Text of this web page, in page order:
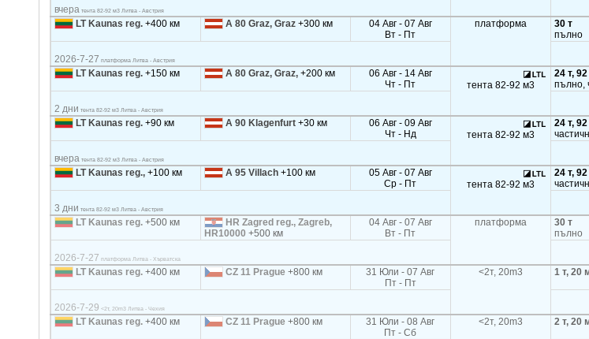
вчера тента 82-92 м3 Литва - Австрия
LT Kaunas reg. +400 км A 80 Graz, Graz +300 км
04 Авг - 07 Авг
Вт - Пт
платформа
30 т
пълно
2026-7-27 платформа Литва - Австрия
LT Kaunas reg. +150 км A 80 Graz, Graz, +200 км
06 Авг - 14 Авг
Чт - Пт
тента 82-92 м3
24 т,
пълно,
2 дни тента 82-92 м3 Литва - Австрия
LT Kaunas reg. +90 км A 90 Klagenfurt +30 км
06 Авг - 09 Авг
Чт - Нд
тента 82-92 м3
24 т,
вчера тента 82-92 м3 Литва - Австрия
LT Kaunas reg., +100 км A 95 Villach +100 км
05 Авг - 07 Авг
Ср - Пт
тента 82-92 м3
24 т,
3 дни тента 82-92 м3 Литва - Австрия
LT Kaunas reg. +500 км
HR Zagred reg., Zagreb,
HR10000 +500 км
04 Авг - 07 Авг
Вт - Пт
платформа
30 т
пълно
2026-7-27 платформа Литва - Хърватска
LT Kaunas reg. +400 км CZ 11 Prague +800 км
31 Юли - 07 Авг
Пт - Пт
<2т, 20m3
1 т, 20
2026-7-29 <2т, 20m3 Литва - Чехия
LT Kaunas reg. +400 км CZ 11 Prague +800 км
31 Юли - 08 Авг
Пт - Сб
<2т, 20m3
2 т, 20